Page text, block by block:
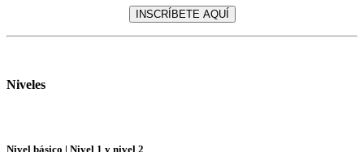
INSCRÍBETE AQUÍ
Niveles
Nivel básico | Nivel 1 y nivel 2